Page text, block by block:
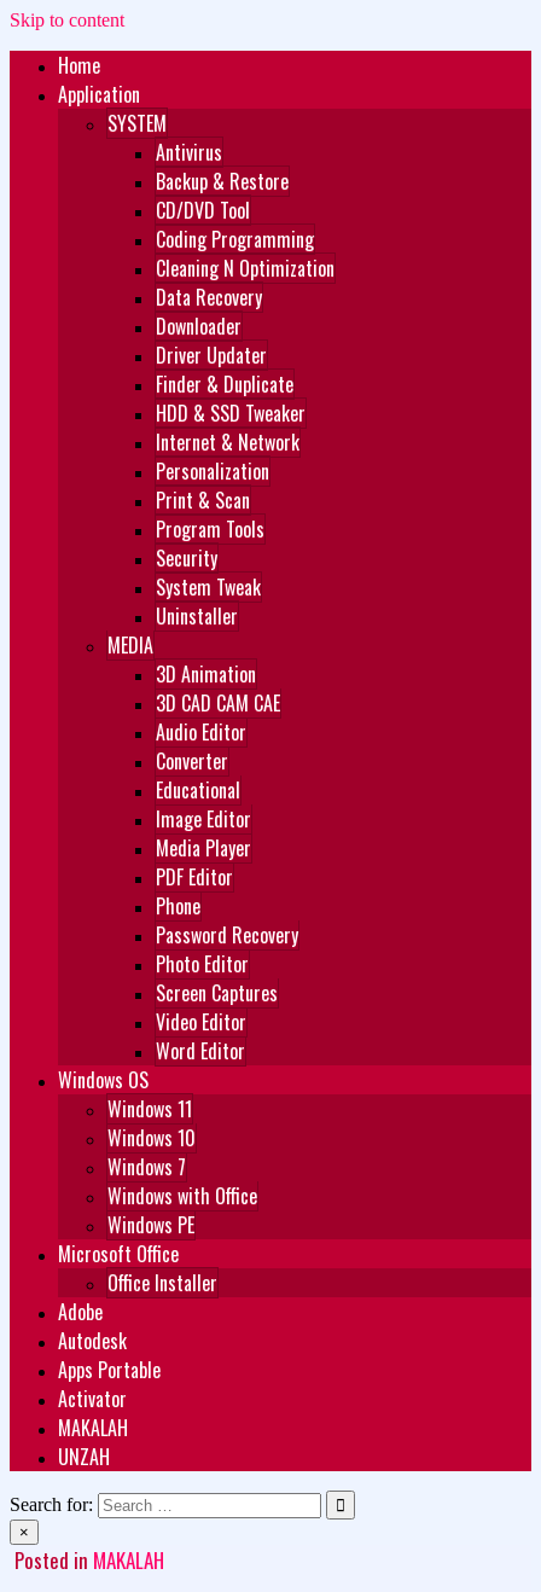
Skip to content
Zukét Printing
Free Download
Home
Application
SYSTEM
Antivirus
Backup & Restore
CD/DVD Tool
Coding Programming
Cleaning N Optimization
Data Recovery
Downloader
Driver Updater
Finder & Duplicate
HDD & SSD Tweaker
Internet & Network
Personalization
Print & Scan
Program Tools
Security
System Tweak
Uninstaller
MEDIA
3D Animation
3D CAD CAM CAE
Audio Editor
Converter
Educational
Image Editor
Media Player
PDF Editor
Phone
Password Recovery
Photo Editor
Screen Captures
Video Editor
Word Editor
Windows OS
Windows 11
Windows 10
Windows 7
Windows with Office
Windows PE
Microsoft Office
Office Installer
Adobe
Autodesk
Apps Portable
Activator
MAKALAH
UNZAH
Search for:
×
Posted in MAKALAH